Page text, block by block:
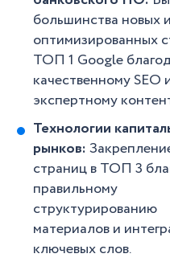
большинства новых и
оптимизированных
ТОП 1 Google
качественному SEO
экспертному
Технологии
рынков:
страниц в ТОП 3
правильному
структурированию
материалов и
ключевых слов.